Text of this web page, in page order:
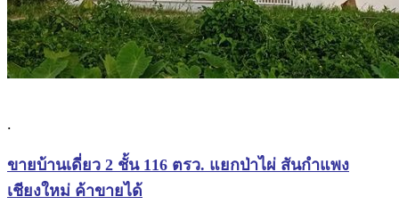
.
ขายบ้านเดี่ยว 2 ชั้น 116 ตรว. แยกป่าไผ่ สันกำแพง
เชียงใหม่ ค้าขายได้